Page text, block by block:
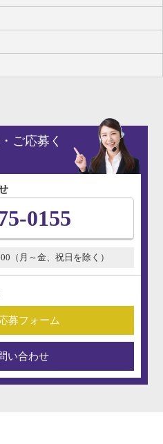
ご応募く
0155
（月～金、祝日を除く）
募フォーム
い合わせ